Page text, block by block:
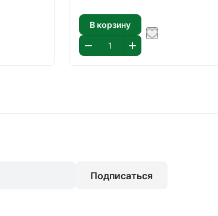
В корзину
Подписаться